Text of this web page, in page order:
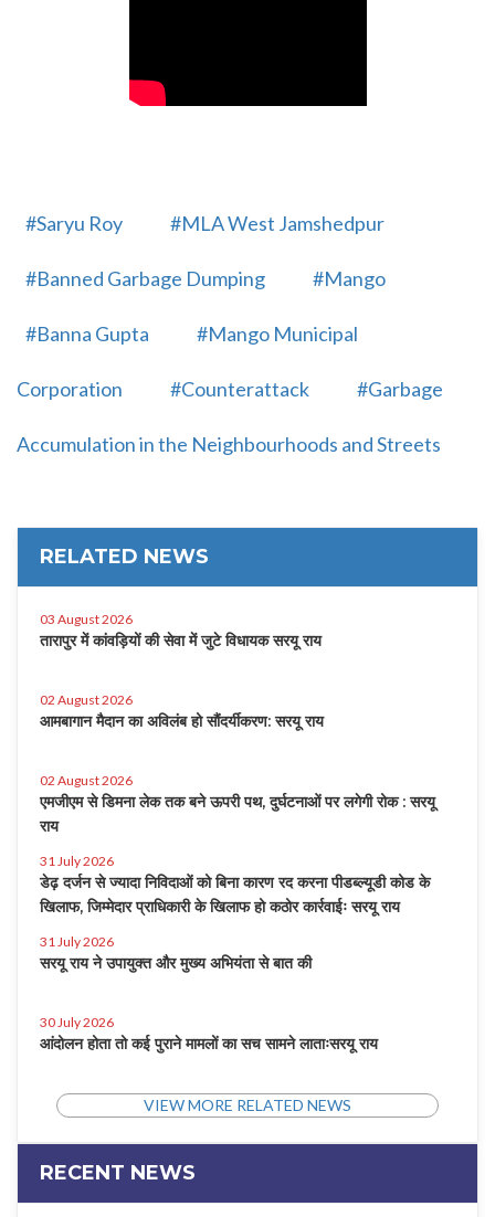
#Saryu Roy #MLA West Jamshedpur
#Banned Garbage Dumping #Mango
#Banna Gupta #Mango Municipal
Corporation #Counterattack #Garbage
Accumulation in the Neighbourhoods and Streets
RELATED NEWS
03 August 2026
तारापुर में कांवड़ियों की सेवा में जुटे विधायक सरयू राय
02 August 2026
आमबागान मैदान का अविलंब हो सौंदर्यीकरण: सरयू राय
02 August 2026
एमजीएम से डिमना लेक तक बने ऊपरी पथ, दुर्घटनाओं पर लगेगी रोक : सरयू
राय
31 July 2026
डेढ़ दर्जन से ज्यादा निविदाओं को बिना कारण रद करना पीडब्ल्यूडी कोड के
खिलाफ, जिम्मेदार प्राधिकारी के खिलाफ हो कठोर कार्रवाईः सरयू राय
31 July 2026
सरयू राय ने उपायुक्त और मुख्य अभियंता से बात की
30 July 2026
आंदोलन होता तो कई पुराने मामलों का सच सामने लाताःसरयू राय
VIEW MORE RELATED NEWS
RECENT NEWS